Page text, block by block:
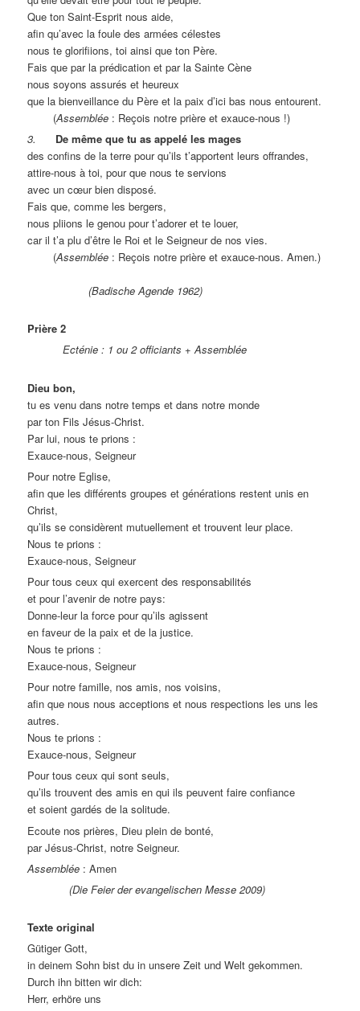
Que ton Saint-Esprit nous aide,
afin qu’avec la foule des armées célestes
nous te glorifiions, toi ainsi que ton Père.
Fais que par la prédication et par la Sainte Cène
nous soyons assurés et heureux
que la bienveillance du Père et la paix d’ici bas nous entourent.
(Assemblée : Reçois notre prière et exauce-nous !)
3.
De même que tu as appelé les mages
des confins de la terre pour qu’ils t’apportent leurs offrandes,
attire-nous à toi, pour que nous te servions
avec un cœur bien disposé.
Fais que, comme les bergers,
nous pliions le genou pour t’adorer et te louer,
car il t’a plu d’être le Roi et le Seigneur de nos vies.
(Assemblée : Reçois notre prière et exauce-nous. Amen.)
(Badische Agende 1962)
Prière 2
Ecténie : 1 ou 2 officiants + Assemblée
Dieu bon,
tu es venu dans notre temps et dans notre monde
par ton Fils Jésus-Christ.
Par lui, nous te prions :
Exauce-nous, Seigneur
Pour notre Eglise,
afin que les différents groupes et générations restent unis en
Christ,
qu’ils se considèrent mutuellement et trouvent leur place.
Nous te prions :
Exauce-nous, Seigneur
Pour tous ceux qui exercent des responsabilités
et pour l’avenir de notre pays:
Donne-leur la force pour qu’ils agissent
en faveur de la paix et de la justice.
Nous te prions :
Exauce-nous, Seigneur
Pour notre famille, nos amis, nos voisins,
afin que nous nous acceptions et nous respections les uns les
autres.
Nous te prions :
Exauce-nous, Seigneur
Pour tous ceux qui sont seuls,
qu’ils trouvent des amis en qui ils peuvent faire confiance
et soient gardés de la solitude.
Ecoute nos prières, Dieu plein de bonté,
par Jésus-Christ, notre Seigneur.
Assemblée : Amen
(Die Feier der evangelischen Messe 2009)
Texte original
Gütiger Gott,
in deinem Sohn bist du in unsere Zeit und Welt gekommen.
Durch ihn bitten wir dich:
Herr, erhöre uns